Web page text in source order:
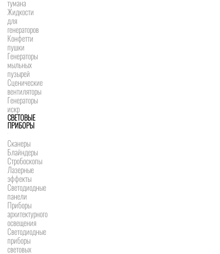
тумана
Жидкости
для
генераторов
Конфетти
пушки
Генераторы
мыльных
пузырей
Сценические
вентиляторы
Генераторы
искр
СВЕТОВЫЕ
ПРИБОРЫ
Сканеры
Блайндеры
Стробоскопы
Лазерные
эффекты
Светодиодные
панели
Приборы
архитектурного
освещения
Светодиодные
приборы
световых